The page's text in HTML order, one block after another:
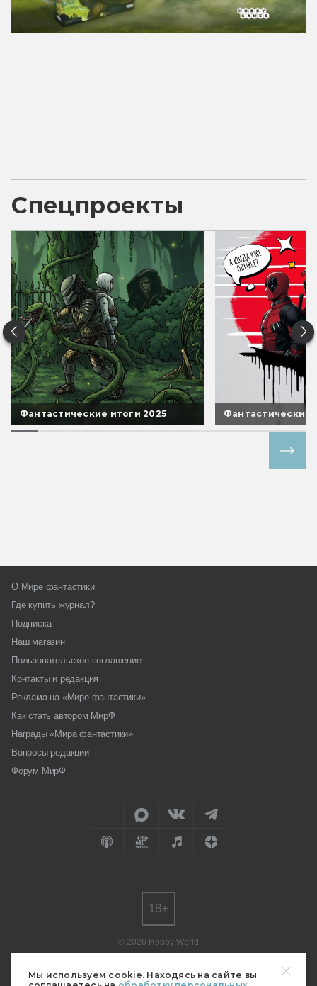
Мы используем cookie. Находясь на сайте вы
Спецпроекты
Фантастические итоги 2025 Фантастические
О Мире фантастики
Где купить журнал?
Подписка
Наш магазин
Пользовательское соглашение
Контакты и редакция
Реклама на «Мире фантастики»
Как стать автором МирФ
Награды «Мира фантастики»
Вопросы редакции
Форум МирФ
© 2026 Hobby World
редакции.
18+